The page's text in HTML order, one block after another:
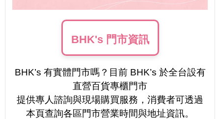
BHK's 門市資訊
BHK’s 有實體門市嗎？目前 BHK’s 於全台設有
直營百貨專櫃門市
提供專人諮詢與現場購買服務，消費者可透過
本頁查詢各區門市營業時間與地址資訊。